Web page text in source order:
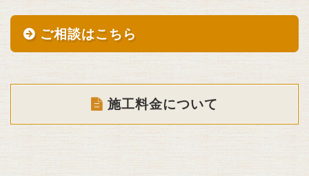
ご相談はこちら
施工料金について